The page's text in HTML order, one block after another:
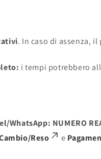
. In caso di assenza, il
i tempi potrebbero
WhatsApp: NUMERO
Reso e